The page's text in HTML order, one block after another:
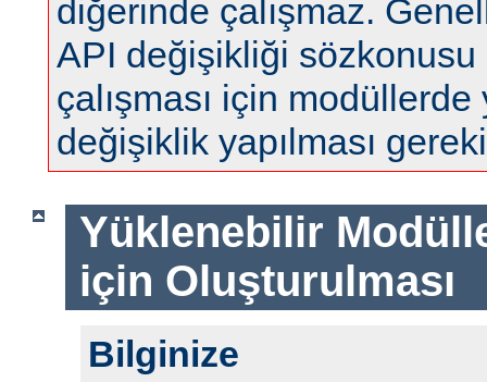
diğerinde çalışmaz.
API değişikliği
çalışması için
değişiklik yapılması
Yüklenebilir
için Oluşturulması
Bilginize